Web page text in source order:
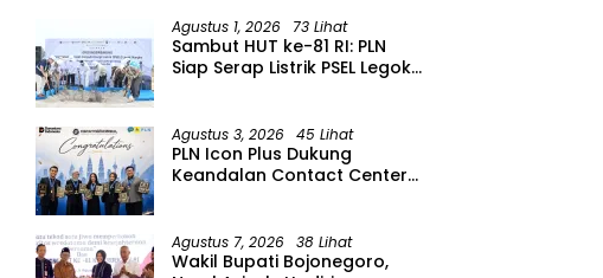
Agustus 1, 2026 73 Lihat
Sambut HUT ke-81 RI: PLN
Siap Serap Listrik PSEL Legok
Berkelanjutan di Jawa Barat
Agustus 3, 2026 45 Lihat
PLN Icon Plus Dukung
Keandalan Contact Center
Agustus 7, 2026 38 Lihat
Wakil Bupati Bojonegoro,